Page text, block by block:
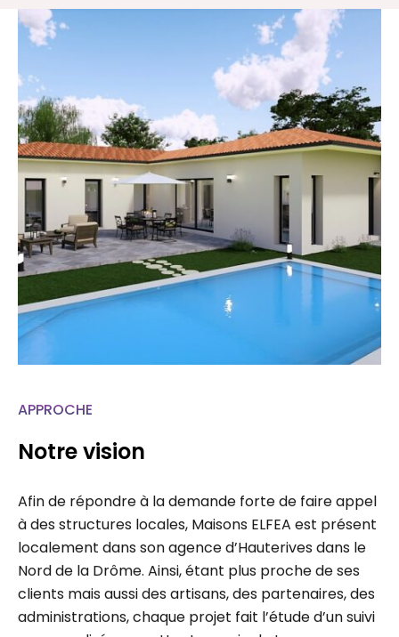
APPROCHE
Notre vision
à des structures locales, Maisons ELFEA est présent
localement dans son agence d’Hauterives dans le
Nord de la Drôme. Ainsi, étant plus proche de ses
clients mais aussi des artisans, des partenaires, des
administrations, chaque projet fait l’étude d’un suivi
personnalisé permettant un gain de temps…